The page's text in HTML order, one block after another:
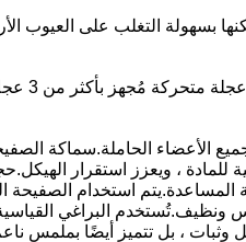
بسهولة التغلب على العيوب
(3) إطار عجلة
الأعضاء الحاملة.سماكة
الرئيسية والعارضة المساعدة.يتم
البراغي القياسية
وثبات ، بل تتميز أيضًا بملمس